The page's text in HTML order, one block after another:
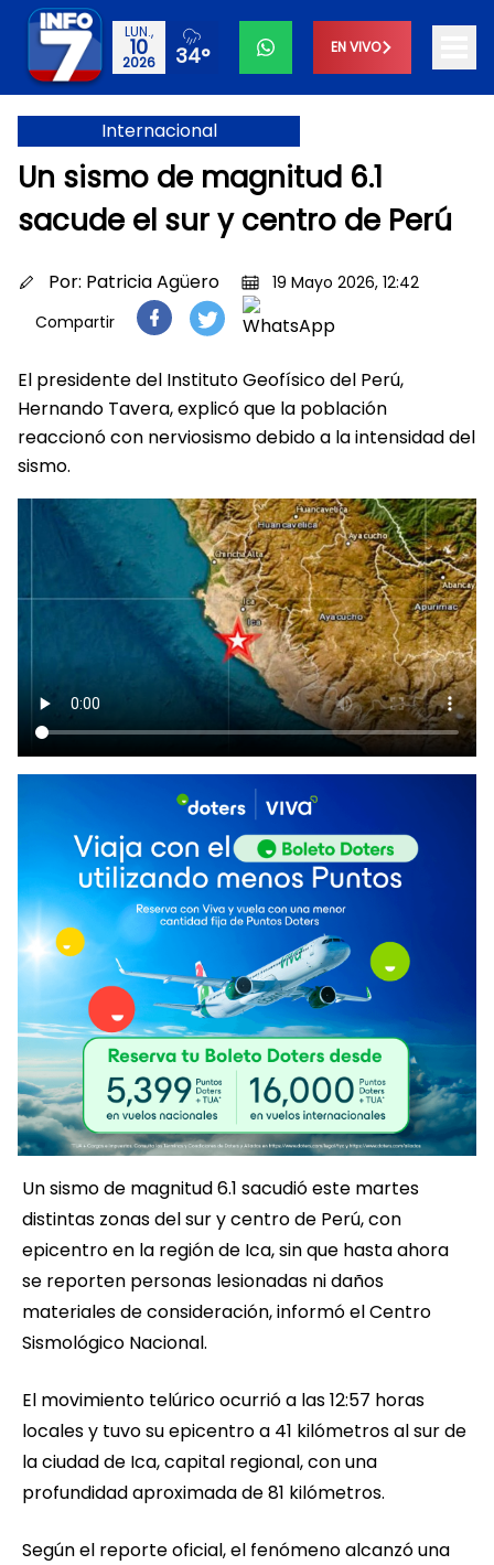
LUN.,
10
2026 34° EN VIVO
Internacional
Un sismo de magnitud 6.1
sacude el sur y centro de Perú
Por: Patricia Agüero
19 Mayo 2026, 12:42
Compartir
El presidente del Instituto Geofísico del Perú,
Hernando Tavera, explicó que la población
reaccionó con nerviosismo debido a la intensidad del
sismo.
Un sismo de magnitud 6.1 sacudió este martes
distintas zonas del sur y centro de Perú, con
epicentro en la región de Ica, sin que hasta ahora
se reporten personas lesionadas ni daños
materiales de consideración, informó el Centro
Sismológico Nacional.
El movimiento telúrico ocurrió a las 12:57 horas
locales y tuvo su epicentro a 41 kilómetros al sur de
la ciudad de Ica, capital regional, con una
profundidad aproximada de 81 kilómetros.
Según el reporte oficial, el fenómeno alcanzó una